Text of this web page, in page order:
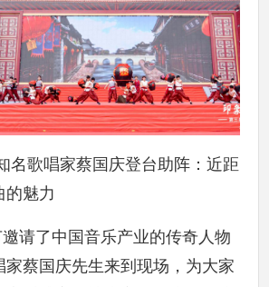
名歌唱家蔡国庆登台助阵：近距
的魅力
请了中国音乐产业的传奇人物
家蔡国庆先生来到现场，为大家